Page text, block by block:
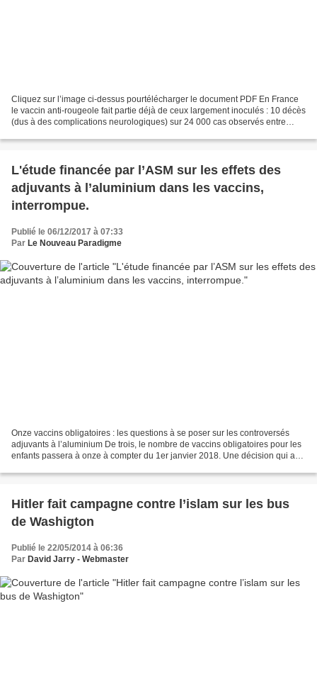
Cliquez sur l’image ci-dessus pourtélécharger le document PDF En France
le vaccin anti-rougeole fait partie déjà de ceux largement inoculés : 10 décès
(dus à des complications neurologiques) sur 24 000 cas observés entre
L'étude financée par l’ASM sur les effets des
adjuvants à l’aluminium dans les vaccins,
interrompue.
Publié le 06/12/2017 à 07:33
Par Le Nouveau Paradigme
Onze vaccins obligatoires : les questions à se poser sur les controversés
adjuvants à l’aluminium De trois, le nombre de vaccins obligatoires pour les
enfants passera à onze à compter du 1er janvier 2018. Une décision qui a
Hitler fait campagne contre l’islam sur les bus
de Washigton
Publié le 22/05/2014 à 06:36
Par David Jarry - Webmaster